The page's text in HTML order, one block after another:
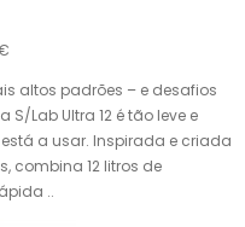
altos padrões – e desafios
Lab Ultra 12 é tão leve e
a usar. Inspirada e criada
combina 12 litros de
..